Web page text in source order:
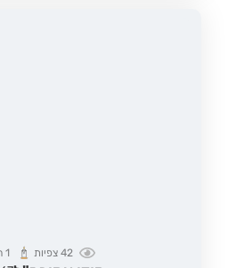
42צפיות 1